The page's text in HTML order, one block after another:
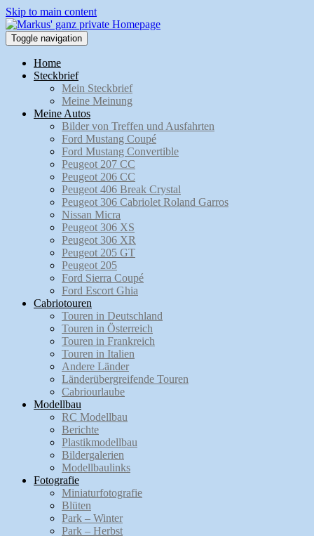
Skip to main content
Toggle navigation
Home
Steckbrief
Mein Steckbrief
Meine Meinung
Meine Autos
Bilder von Treffen und Ausfahrten
Ford Mustang Coupé
Ford Mustang Convertible
Peugeot 207 CC
Peugeot 206 CC
Peugeot 406 Break Crystal
Peugeot 306 Cabriolet Roland Garros
Nissan Micra
Peugeot 306 XS
Peugeot 306 XR
Peugeot 205 GT
Peugeot 205
Ford Sierra Coupé
Ford Escort Ghia
Cabriotouren
Touren in Deutschland
Touren in Österreich
Touren in Frankreich
Touren in Italien
Andere Länder
Länderübergreifende Touren
Cabriourlaube
Modellbau
RC Modellbau
Berichte
Plastikmodellbau
Bildergalerien
Modellbaulinks
Fotografie
Miniaturfotografie
Blüten
Park – Winter
Park – Herbst